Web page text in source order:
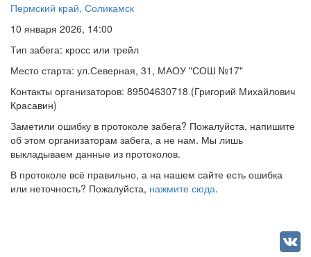
Пермский край, Соликамск
10 января 2026, 14:00
Тип забега: кросс или трейл
Место старта: ул.Северная, 31, МАОУ "СОШ №17"
Контакты организаторов: 89504630718 (Григорий Михайлович
Красавин)
Заметили ошибку в протоколе забега? Пожалуйста, напишите
об этом организаторам забега, а не нам. Мы лишь
выкладываем данные из протоколов.
В протоколе всё правильно, а на нашем сайте есть ошибка
или неточность? Пожалуйста, нажмите сюда.